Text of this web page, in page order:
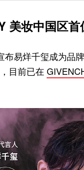
美妆中国区
易烊千玺成为品
目前已在